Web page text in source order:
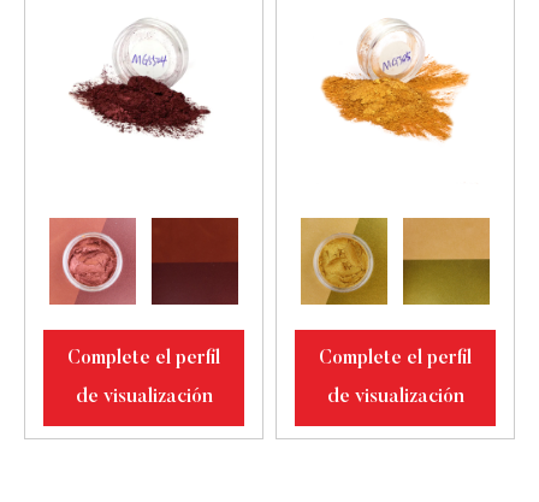
Complete el perfil
de visualización
Complete el perfil
de visualización